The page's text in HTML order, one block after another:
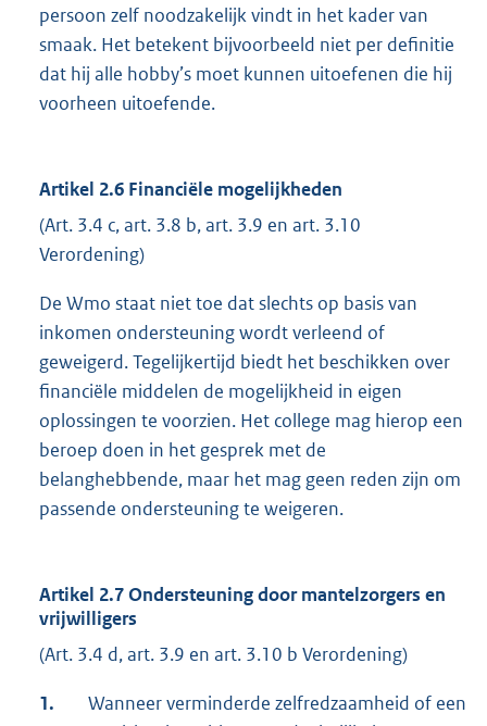
persoon zelf noodzakelijk vindt in het kader van
smaak. Het betekent bijvoorbeeld niet per definitie
dat hij alle hobby’s moet kunnen uitoefenen die hij
voorheen uitoefende.
Artikel 2.6 Financiële mogelijkheden
(Art. 3.4 c, art. 3.8 b, art. 3.9 en art. 3.10
Verordening)
De Wmo staat niet toe dat slechts op basis van
inkomen ondersteuning wordt verleend of
geweigerd. Tegelijkertijd biedt het beschikken over
financiële middelen de mogelijkheid in eigen
oplossingen te voorzien. Het college mag hierop een
beroep doen in het gesprek met de
belanghebbende, maar het mag geen reden zijn om
passende ondersteuning te weigeren.
Artikel 2.7 Ondersteuning door mantelzorgers en
vrijwilligers
(Art. 3.4 d, art. 3.9 en art. 3.10 b Verordening)
1.
Wanneer verminderde zelfredzaamheid of een